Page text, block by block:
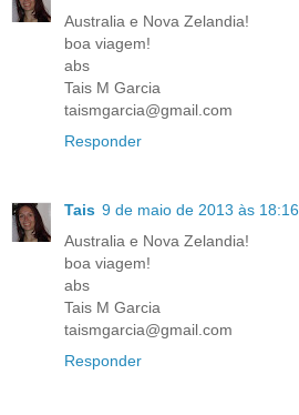
Australia e Nova Zelandia!
boa viagem!
abs
Tais M Garcia
taismgarcia@gmail.com
Responder
Tais 9 de maio de 2013 às 18:16
Australia e Nova Zelandia!
boa viagem!
abs
Tais M Garcia
taismgarcia@gmail.com
Responder